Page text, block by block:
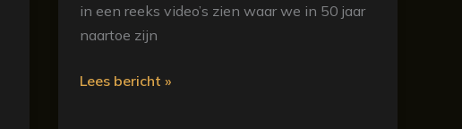
in een reeks video’s zien waar we in 50 jaar
naartoe zijn
Lees bericht »